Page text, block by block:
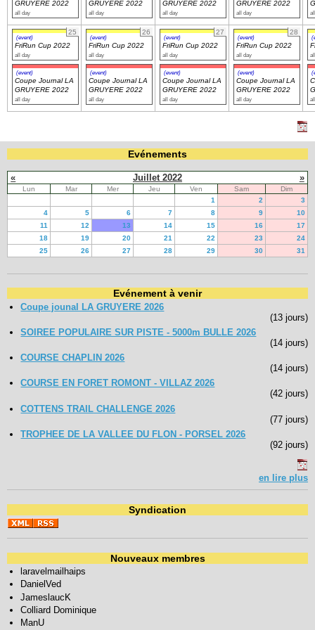
GRUYERE 2022
all day
GRUYERE 2022
all day
GRUYERE 2022
all day
GRUYERE 2022
all day
25
(event)
FriRun Cup 2022
all day
(event)
Coupe Journal LA
GRUYERE 2022
all day
26
(event)
FriRun Cup 2022
all day
(event)
Coupe Journal LA
GRUYERE 2022
all day
27
(event)
FriRun Cup 2022
all day
(event)
Coupe Journal LA
GRUYERE 2022
all day
28
(event)
FriRun Cup 2022
all day
(event)
Coupe Journal LA
GRUYERE 2022
all day
Evénements
« Juillet 2022 »
Lun Mar Mer Jeu Ven Sam
Dim
1
2
3
4
5 6 7 8 9
10
11
12 13 14 15 16
17
18
19 20 21 22 23
24
25
26 27 28 29 30 31
Evénement à venir
Coupe jounal LA GRUYERE 2026
(13 jours)
SOIREE POPULAIRE SUR PISTE - 5000m BULLE 2026
(14 jours)
COURSE CHAPLIN 2026
(14 jours)
COURSE EN FORET ROMONT - VILLAZ 2026
(42 jours)
COTTENS TRAIL CHALLENGE 2026
(77 jours)
TROPHEE DE LA VALLEE DU FLON - PORSEL 2026
(92 jours)
en lire plus
Syndication
Nouveaux membres
laravelmailhaips
DanielVed
JameslaucK
Colliard Dominique
ManU